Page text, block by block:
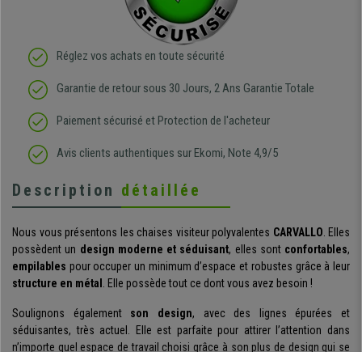
Réglez vos achats en toute sécurité
Garantie de retour sous 30 Jours, 2 Ans Garantie Totale
Paiement sécurisé et Protection de l'acheteur
Avis clients authentiques sur Ekomi, Note 4,9/5
Description détaillée
Nous vous présentons les chaises visiteur polyvalentes CARVALLO. Elles
possèdent un design moderne et séduisant, elles sont confortables,
empilables pour occuper un minimum d’espace et robustes grâce à leur
structure en métal . Elle possède tout ce dont vous avez besoin !
Soulignons également son design, avec des lignes épurées et
séduisantes, très actuel. Elle est parfaite pour attirer l’attention dans
n’importe quel espace de travail choisi grâce à son plus de design qui se